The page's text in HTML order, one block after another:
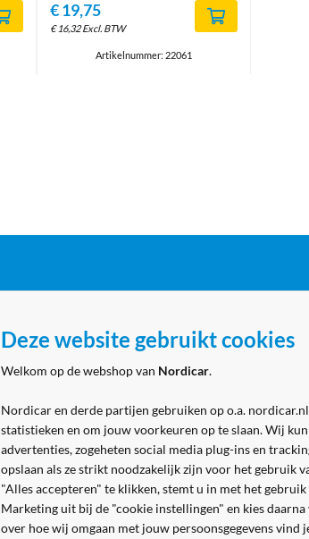
€19,75
€16,32 Excl. BTW
Artikelnummer: 22061
Nordicar Marine - winkel
Nordicar Marine - werkplaats
Locatie & contact
Deze website gebruikt cookies
Welkom op de webshop van Nordicar.
Nordicar en derde partijen gebruiken op o.a.
statistieken en om jouw voorkeuren op te slaan. Wij
advertenties, zogeheten social media plug-ins en
opslaan als ze strikt noodzakelijk zijn voor het gebruik
"Alles accepteren" te klikken, stemt u in met het
Marketing uit bij de "cookie instellingen" en kies
over hoe wij omgaan met jouw persoonsgegevens vind